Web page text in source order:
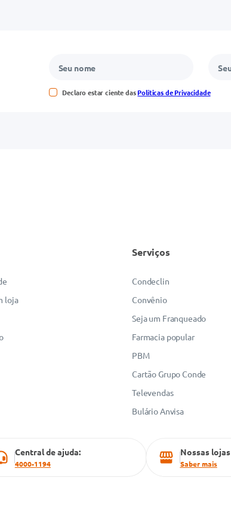
Declaro estar ciente dasPolíticas de Privacidade
loja
Serviços
Condeclin
Convênio
Seja um Franqueado
Farmacia popular
PBM
Cartão Grupo Conde
Televendas
Bulário Anvisa
Central de ajuda:
4000-1194
Nossas lojas
Saber mais